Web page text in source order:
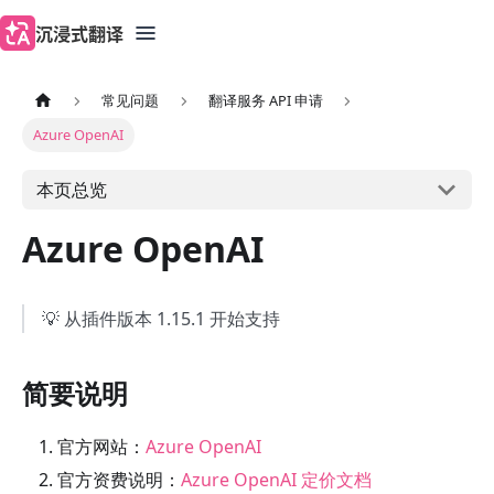
沉浸式翻译
常见问题
翻译服务 API 申请
Azure OpenAI
本页总览
Azure OpenAI
💡 从插件版本 1.15.1 开始支持
简要说明
官方网站： Azure OpenAI
官方资费说明： Azure OpenAI 定价文档